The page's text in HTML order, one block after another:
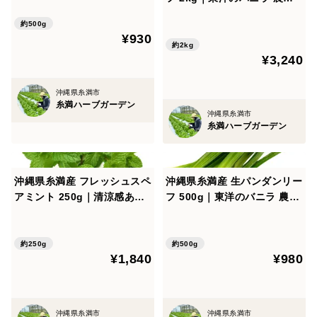
学名：Musa spp
分類：バショウ科バショウ属
沖縄方言名：ばしゃない・ばさない
保存方法：バナナスタンドや紐などに吊るして常温保存
気温が高い夏は冬よりも早く追熟が進みます。
約500g
¥930
沖縄県糸満市
糸満ハーブガーデン
約2kg
¥3,240
沖縄県糸満市
糸満ハーブガーデン
沖縄県糸満産 フレッシュスペ
アミント 250g｜清涼感あふ
約250g
¥1,840
沖縄県糸満市
沖縄県糸満産 生パンダンリー
フ 500g｜東洋のバニラ 農家
約500g
¥980
沖縄県糸満市